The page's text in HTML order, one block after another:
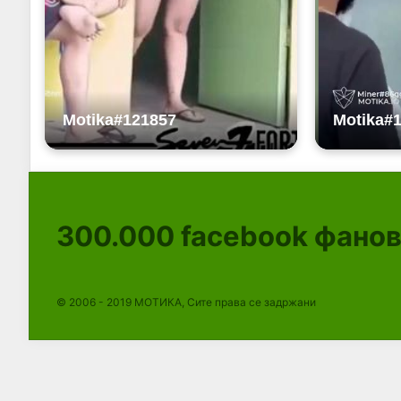
300.000 facebook
© 2006 - 2019 МОТИКА, Сите права се задржани